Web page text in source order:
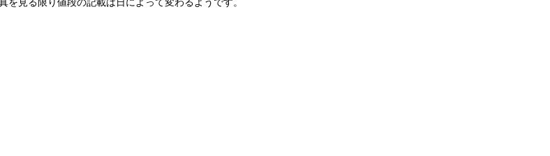
見る限り値段の記載は日によって変わるようです。